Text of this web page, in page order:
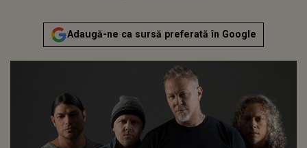
Adaugă-ne ca sursă preferată în Google